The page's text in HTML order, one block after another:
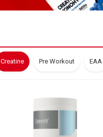
Creatine Pre Workout EAA